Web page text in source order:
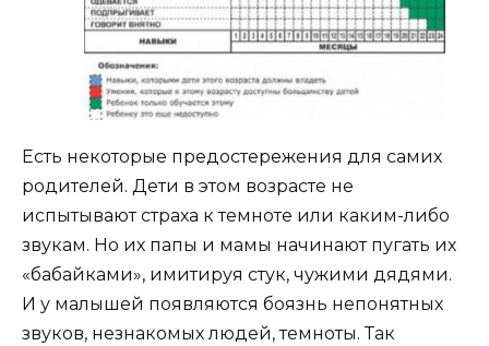
Есть некоторые предостережения для самих
родителей. Дети в этом возрасте не
испытывают страха к темноте или каким-либо
звукам. Но их папы и мамы начинают пугать их
«бабайками», имитируя стук, чужими дядями.
И у малышей появляются боязнь непонятных
звуков, незнакомых людей, темноты. Так